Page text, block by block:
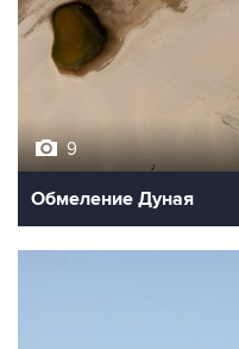
9
Обмеление Дуная